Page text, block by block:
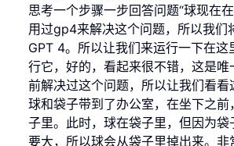
思考一个步骤一步回答问题“球现在
用过gp4来解决这个问题，所以我们
GPT 4。所以让我们来运行一下在这
行它，好的，看起来很不错，这是
前解决过这个问题，所以让我们看
球和袋子带到了办公室，在坐下之
子里。此时，球在袋子里，但因为
要大，所以球会从袋子里掉出来。非